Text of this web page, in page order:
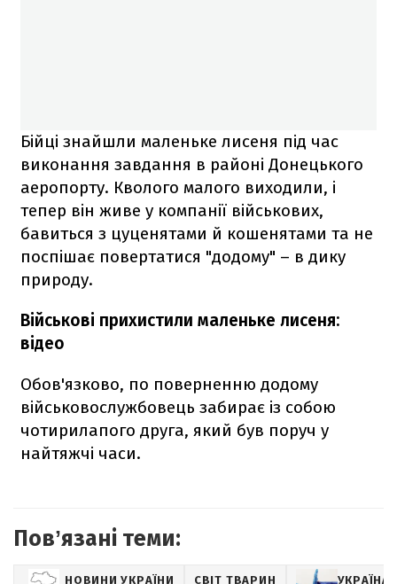
Бійці знайшли маленьке лисеня під час
виконання завдання в районі Донецького
аеропорту. Кволого малого виходили, і
тепер він живе у компанії військових,
бавиться з цуценятами й кошенятами та не
поспішає повертатися "додому" – в дику
природу.
Військові прихистили маленьке лисеня:
відео
Обов'язково, по поверненню додому
військовослужбовець забирає із собою
чотирилапого друга, який був поруч у
найтяжчі часи.
Повʼязані теми:
НОВИНИ УКРАЇНИ СВІТ ТВАРИН УКРАЇНА